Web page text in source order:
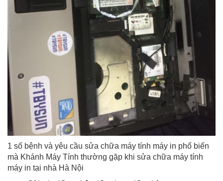
1 số bệnh và yêu cầu sửa chữa máy tính máy in phổ biến
mà Khánh Máy Tính thường gặp khi sửa chữa máy tính
máy in tại nhà Hà Nội